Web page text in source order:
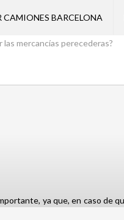
CAMIONES BARCELONA
mercancías perecederas?
ya que, en caso de